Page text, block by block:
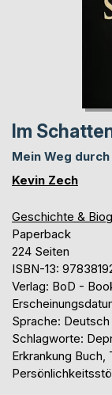
Im
Mein Weg
Kevin Zech
Geschichte &
Paperback
224 Seiten
ISBN-13:
Verlag: BoD -
Sprache: Deutsch
Schlagworte:
Erkrankung Buch,